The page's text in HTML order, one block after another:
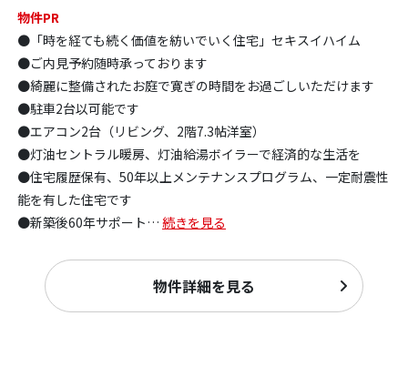
物件PR
●「時を経ても続く価値を紡いでいく住宅」セキスイハイム
●ご内見予約随時承っております
●綺麗に整備されたお庭で寛ぎの時間をお過ごしいただけます
●駐車2台以可能です
●エアコン2台（リビング、2階7.3帖洋室）
●灯油セントラル暖房、灯油給湯ボイラーで経済的な生活を
●住宅履歴保有、50年以上メンテナンスプログラム、一定耐震性
能を有した住宅です
●新築後60年サポート… 続きを見る
物件詳細を見る